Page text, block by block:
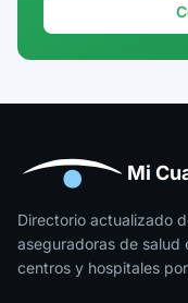
Mi
Directorio actualizado
aseguradoras de salud
centros y hospitales